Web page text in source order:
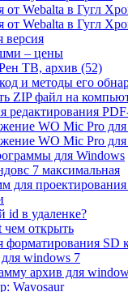
от Webalta в Гугл
от Webalta в Гугл
версия
– цены
ТВ, архив (52)
и методы его
ZIP файл на
редактирования
WO Mic Pro
WO Mic Pro
для Windows
7 максимальная
для
id в удаленке?
чем открыть
форматирования SD
windows 7
архив для
Wavosaur